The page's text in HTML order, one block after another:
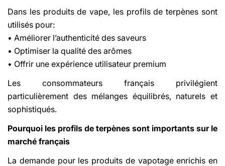
Dans les produits de vape, les profils de terpènes sont
utilisés pour:
• Améliorer l’authenticité des saveurs
• Optimiser la qualité des arômes
• Offrir une expérience utilisateur premium
Les consommateurs français privilégient
particulièrement des mélanges équilibrés, naturels et
sophistiqués.
Pourquoi les profils de terpènes sont importants sur le
marché français
La demande pour les produits de vapotage enrichis en